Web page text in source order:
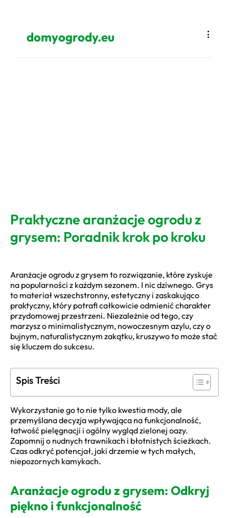
domyogrody.eu
Praktyczne aranżacje ogrodu z
grysem: Poradnik krok po kroku
Aranżacje ogrodu z grysem to rozwiązanie, które zyskuje
na popularności z każdym sezonem. I nic dziwnego. Grys
to materiał wszechstronny, estetyczny i zaskakująco
praktyczny, który potrafi całkowicie odmienić charakter
przydomowej przestrzeni. Niezależnie od tego, czy
marzysz o minimalistycznym, nowoczesnym azylu, czy o
bujnym, naturalistycznym zakątku, kruszywo to może stać
się kluczem do sukcesu.
Spis Treści
Wykorzystanie go to nie tylko kwestia mody, ale
przemyślana decyzja wpływająca na funkcjonalność,
łatwość pielęgnacji i ogólny wygląd zielonej oazy.
Zapomnij o nudnych trawnikach i błotnistych ścieżkach.
Czas odkryć potencjał, jaki drzemie w tych małych,
niepozornych kamykach.
Aranżacje ogrodu z grysem: Odkryj
piękno i funkcjonalność